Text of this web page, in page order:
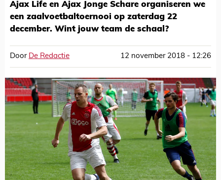
Ajax Life en Ajax Jonge Schare organiseren we
een zaalvoetbaltoernooi op zaterdag 22
december. Wint jouw team de schaal?
Door De Redactie 12 november 2018 - 12:26